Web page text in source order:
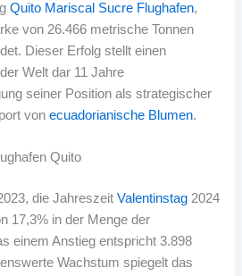
Quito Mariscal Sucre Flughafen,
von 26.466 metrische Tonnen
Dieser Erfolg stellt einen
Welt dar 11 Jahre
seiner Position als strategischer
vonecuadorianische Blumen.
Quito
die JahreszeitValentinstag 2024
17,3% in der Menge der
einem Anstieg entspricht 3.898
Wachstum spiegelt das